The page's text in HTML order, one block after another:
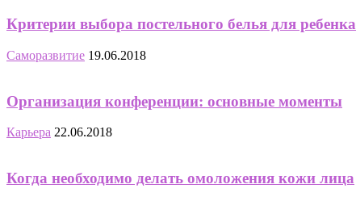
Критерии выбора постельного белья для ребенка
Саморазвитие 19.06.2018
Организация конференции: основные моменты
Карьера 22.06.2018
Когда необходимо делать омоложения кожи лица